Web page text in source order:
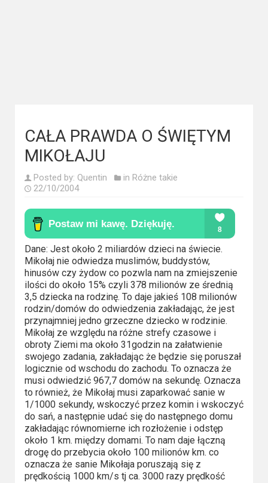
dokumentalne
Horrory
Kino
azjatyckie
Kino
europejskie
Kino
polskie
Komedie
Korea
Południowa
Filmy
oparte
na
faktach
Thrillery
CAŁA PRAWDA O ŚWIĘTYM
MIKOŁAJU
Posted by: Quentin in Różne takie
22/10/2004
Dane: Jest około 2 miliardów dzieci na świecie.
Mikołaj nie odwiedza muslimów, buddystów,
hinusów czy żydow co pozwla nam na zmiejszenie
ilości do około 15% czyli 378 milionów ze średnią
3,5 dziecka na rodzinę. To daje jakieś 108 milionów
rodzin/domów do odwiedzenia zakładając, że jest
przynajmniej jedno grzeczne dziecko w rodzinie.
Mikołaj ze względu na różne strefy czasowe i
obroty Ziemi ma około 31godzin na załatwienie
swojego zadania, zakładając że będzie się poruszał
logicznie od wschodu do zachodu. To oznacza że
musi odwiedzić 967,7 domów na sekundę. Oznacza
to również, że Mikołaj musi zaparkować sanie w
1/1000 sekundy, wskoczyć przez komin i wskoczyć
do sań, a następnie udać się do następnego domu
zakładając równomierne ich rozłożenie i odstęp
około 1 km. między domami. To nam daje łączną
drogę do przebycia około 100 milionów km. co
oznacza że sanie Mikołaja poruszają się z
prędkością 1000 km/s tj ca. 3000 razy prędkość